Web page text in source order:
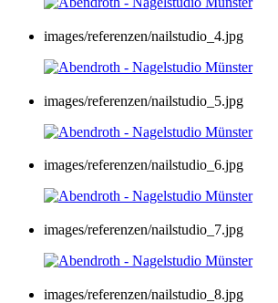
images/referenzen/nailstudio_4.jpg
images/referenzen/nailstudio_5.jpg
images/referenzen/nailstudio_6.jpg
images/referenzen/nailstudio_7.jpg
images/referenzen/nailstudio_8.jpg